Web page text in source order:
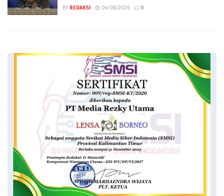
BY REDAKSI 04/08/2026 0